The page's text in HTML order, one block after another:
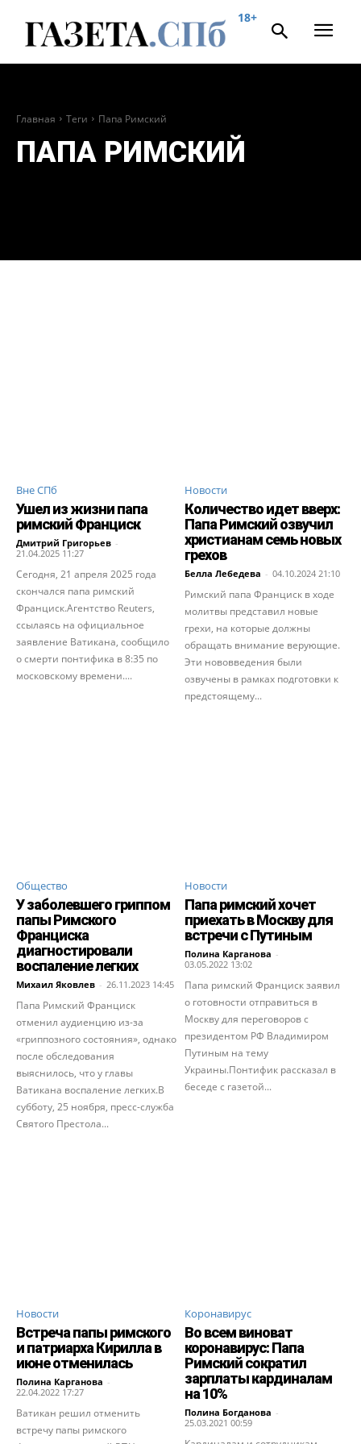
18+
Главная Теги Папа Римский
ПАПА РИМСКИЙ
Вне СПб
Ушел из жизни папа
римский Франциск
Дмитрий Григорьев -
21.04.2025 11:27
Сегодня, 21 апреля 2025 года
скончался папа римский
Франциск.Агентство Reuters,
ссылаясь на официальное
заявление Ватикана, сообщило
о смерти понтифика в 8:35 по
московскому времени....
Новости
Количество идет вверх:
Папа Римский озвучил
христианам семь новых
грехов
Белла Лебедева - 04.10.2024 21:10
Римский папа Франциск в ходе
молитвы представил новые
грехи, на которые должны
обращать внимание верующие.
Эти нововведения были
озвучены в рамках подготовки к
предстоящему...
Общество
У заболевшего гриппом
папы Римского
Франциска
диагностировали
воспаление легких
Михаил Яковлев - 26.11.2023 14:45
Папа Римский Франциск
отменил аудиенцию из-за
«гриппозного состояния», однако
после обследования
выяснилось, что у главы
Ватикана воспаление легких.В
субботу, 25 ноября, пресс-служба
Святого Престола...
Новости
Папа римский хочет
приехать в Москву для
встречи с Путиным
Полина Карганова -
03.05.2022 13:02
Папа римский Франциск заявил
о готовности отправиться в
Москву для переговоров с
президентом РФ Владимиром
Путиным на тему
Украины.Понтифик рассказал в
беседе с газетой...
Новости
Встреча папы римского
и патриарха Кирилла в
июне отменилась
Полина Карганова -
22.04.2022 17:27
Ватикан решил отменить
встречу папы римского
Коронавирус
Во всем виноват
коронавирус: Папа
Римский сократил
зарплаты кардиналам
на 10%
Полина Богданова -
25.03.2021 00:59